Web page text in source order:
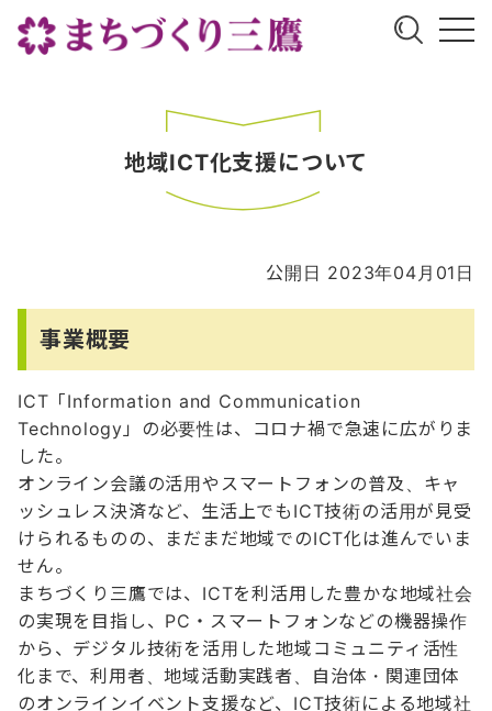
地域ICT化支援について
公開日 2023年04月01日
事業概要
ICT「Information and Communication
Technology」の必要性は、コロナ禍で急速に広がりま
した。
オンライン会議の活用やスマートフォンの普及、キャ
ッシュレス決済など、生活上でもICT技術の活用が見受
けられるものの、まだまだ地域でのICT化は進んでいま
せん。
まちづくり三鷹では、ICTを利活用した豊かな地域社会
の実現を目指し、PC・スマートフォンなどの機器操作
から、デジタル技術を活用した地域コミュニティ活性
化まで、利用者、地域活動実践者、自治体・関連団体
のオンラインイベント支援など、ICT技術による地域社